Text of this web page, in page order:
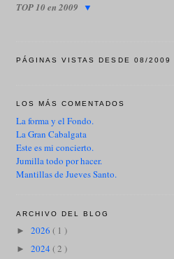
TOP 10 en 2009 ▼
PÁGINAS VISTAS DESDE 08/2009
LOS MÁS COMENTADOS
La forma y el Fondo.
La Gran Cabalgata
Este es mi concierto.
Jumilla todo por hacer.
Mantillas de Jueves Santo.
ARCHIVO DEL BLOG
► 2026 ( 1 )
► 2024 ( 2 )